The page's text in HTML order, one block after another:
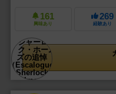
161
興味あり
269
経験あり